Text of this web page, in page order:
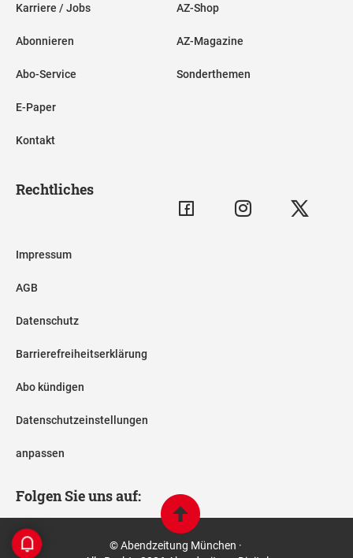
Karriere / Jobs
Abonnieren
Abo-Service
E-Paper
Kontakt
AZ-Shop
AZ-Magazine
Sonderthemen
Rechtliches
Impressum
AGB
Datenschutz
Barrierefreiheitserklärung
Abo kündigen
Datenschutzeinstellungen
anpassen
Folgen Sie uns auf:
© Abendzeitung München ·